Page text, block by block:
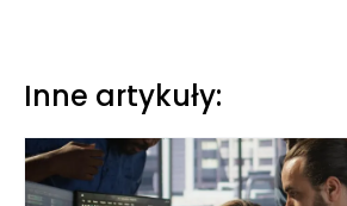
Inne artykuły: